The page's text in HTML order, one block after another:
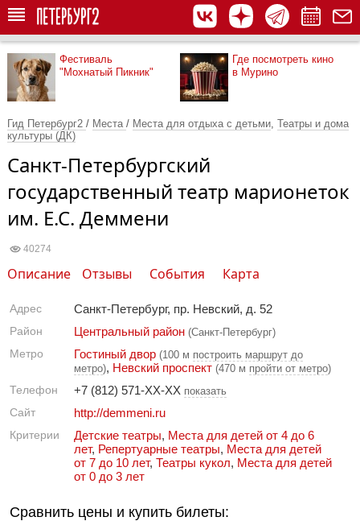
Фестиваль
"Мохнатый Пикник"
Где посмотреть кино
в Мурино
Гид Петербург2 / Места / Места для отдыха с детьми, Театры и дома
культуры (ДК)
Санкт-Петербургский
государственный театр марионеток
им. Е.С. Деммени
40274
Описание Отзывы События Карта
Адрес Санкт-Петербург, пр. Невский, д. 52
Район Центральный район (Санкт-Петербург)
Метро Гостиный двор (100 м построить маршрут до
метро), Невский проспект (470 м пройти от метро)
Телефон +7 (812) 571-XX-XX показать
Сайт http://demmeni.ru
Критерии Детские театры, Места для детей от 4 до 6
лет, Репертуарные театры, Места для детей
от 7 до 10 лет, Театры кукол, Места для детей
от 0 до 3 лет
Сравнить цены и купить билеты: